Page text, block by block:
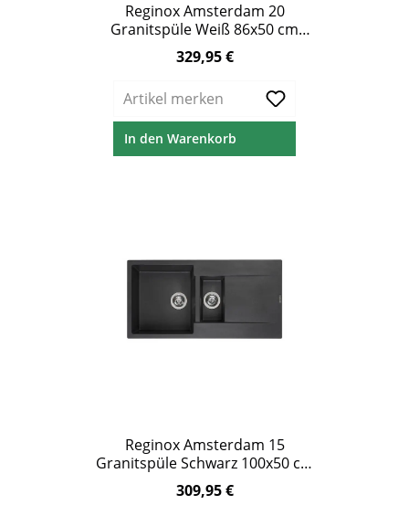
Reginox Amsterdam 20
Granitspüle Weiß 86x50 cm
Doppelbecken
Regulärer Preis:
329,95 €
Artikel merken
In den Warenkorb
Reginox Amsterdam 15
Granitspüle Schwarz 100x50 cm
1,5 Becken
Regulärer Preis:
309,95 €